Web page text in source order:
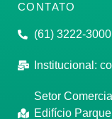
CONTATO
(61) 3222-3000
Institucional:
Setor
Edifício